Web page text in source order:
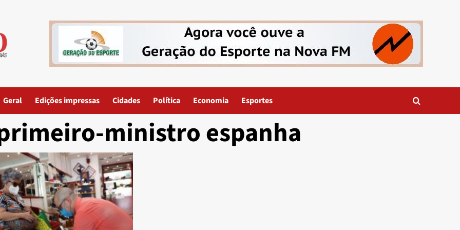
Geral Edições impressas Cidades Política Economia Esportes
ministro espanha